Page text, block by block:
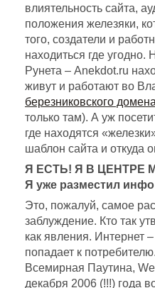
влиятельность сайта,
положения железяки,
того, создатели и
находиться где
Рунета – Anekdot.ru
живут и работают во
березниковского
только там). А уж
где находятся
шаблон сайта и откуда
Я ЕСТЬ! Я В ЦЕНТРЕ
Я уже разместил
Это, пожалуй, самое
заблуждение. Кто так
как явления. Интернет
попадает к
Всемирная Паутина,
декабря 2006 (!!!) года